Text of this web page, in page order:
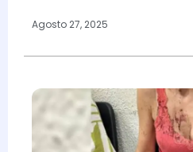
Agosto 27, 2025